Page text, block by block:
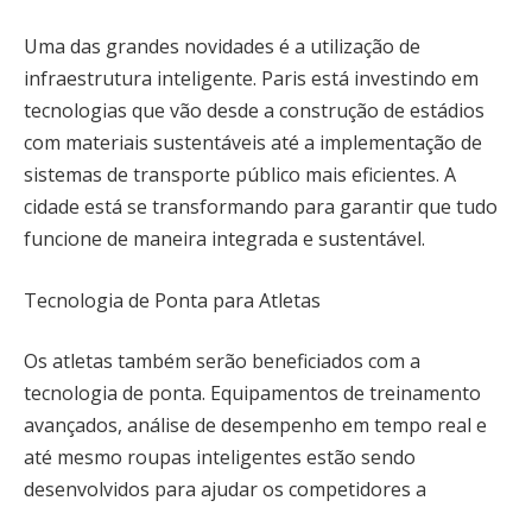
Uma das grandes novidades é a utilização de
infraestrutura inteligente. Paris está investindo em
tecnologias que vão desde a construção de estádios
com materiais sustentáveis até a implementação de
sistemas de transporte público mais eficientes. A
cidade está se transformando para garantir que tudo
funcione de maneira integrada e sustentável.
Tecnologia de Ponta para Atletas
Os atletas também serão beneficiados com a
tecnologia de ponta. Equipamentos de treinamento
avançados, análise de desempenho em tempo real e
até mesmo roupas inteligentes estão sendo
desenvolvidos para ajudar os competidores a